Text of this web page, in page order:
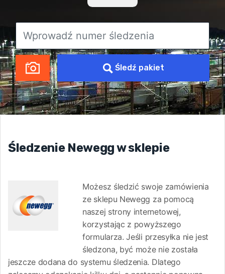
Śledź pakiet
Śledzenie Newegg w sklepie
Możesz śledzić swoje zamówienia
ze sklepu Newegg za pomocą
naszej strony internetowej,
korzystając z powyższego
formularza. Jeśli przesyłka nie jest
śledzona, być może nie została
jeszcze dodana do systemu śledzenia. Dlatego